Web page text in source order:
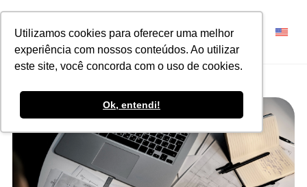
Utilizamos cookies para oferecer uma melhor
experiência com nossos conteúdos. Ao utilizar
este site, você concorda com o uso de cookies.
Ok, entendi!